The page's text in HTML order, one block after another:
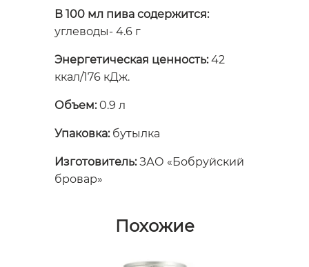
В 100 мл пива содержится:
углеводы- 4.6 г
Энергетическая ценность:42
ккал/176 кДж.
Объем:0.9 л
Упаковка: бутылка
Изготовитель:ЗАО «Бобруйский
бровар»
Похожие